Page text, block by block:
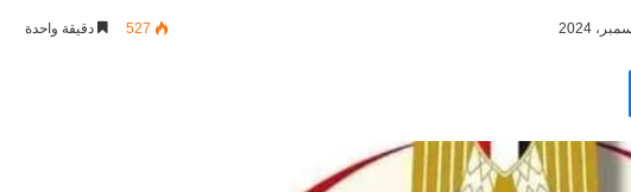
527 دقيقة واحدة
ماسنجر